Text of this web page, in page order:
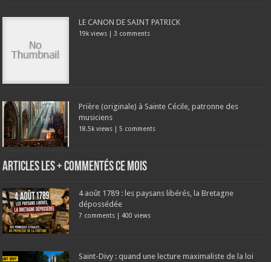
LE CANON DE SAINT PATRICK
19k views | 3 comments
Prière (originale) à Sainte Cécile, patronne des
musiciens
18.5k views |5 comments
Articles les + commentés ce mois
4 août 1789 : les paysans libérés, la Bretagne
dépossédée
7 comments |400 views
Saint-Divy : quand une lecture maximaliste de la loi